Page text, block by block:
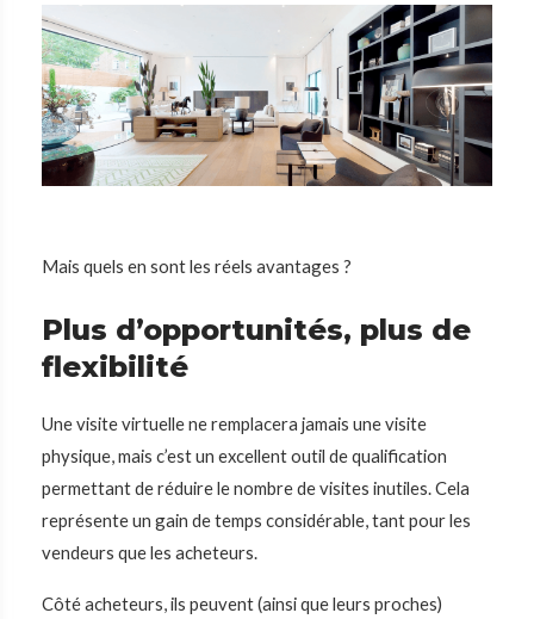
Mais quels en sont les réels avantages ?
Plus d’opportunités, plus de
flexibilité
Une visite virtuelle ne remplacera jamais une visite
physique, mais c’est un excellent outil de qualification
permettant de réduire le nombre de visites inutiles. Cela
représente un gain de temps considérable, tant pour les
vendeurs que les acheteurs.
Côté acheteurs, ils peuvent (ainsi que leurs proches)